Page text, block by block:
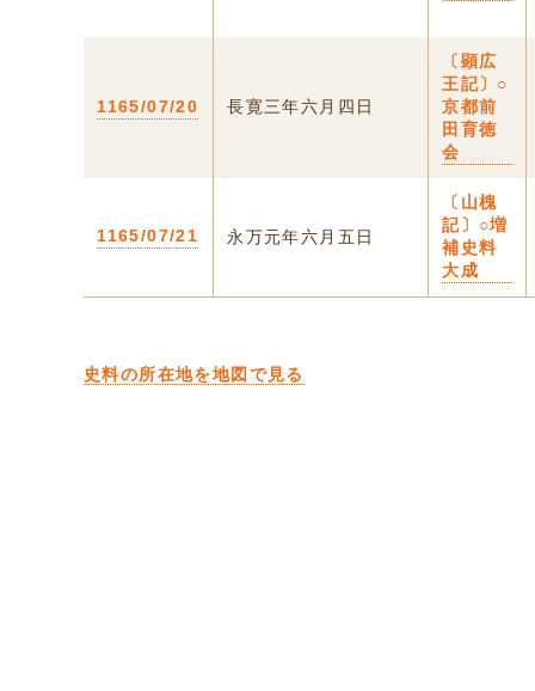
1165/07/20 長寛三年六月四日
〔顕広
王記〕○
京都前
田育徳
会
1165/07/21 永万元年六月五日
〔山槐
記〕○増
補史料
大成
史料の所在地を地図で見る